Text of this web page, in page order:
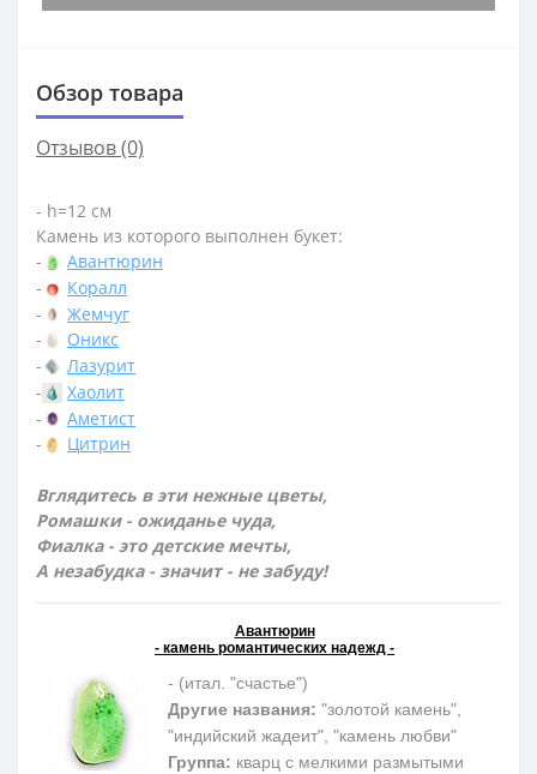
Обзор товара
Отзывов (0)
- h=12 см
Камень из которого выполнен букет:
-
Авантюрин
-
Коралл
-
Жемчуг
-
Оникс
-
Лазурит
-
Хаолит
-
Аметист
-
Цитрин
Вглядитесь в эти нежные цветы,
Ромашки - ожиданье чуда,
Фиалка - это детские мечты,
А незабудка - значит - не забуду!
Авантюрин
- камень романтических надежд -
- (итал. "счастье")
Другие названия: "золотой камень",
"индийский жадеит", "камень любви"
Группа: кварц с мелкими размытыми